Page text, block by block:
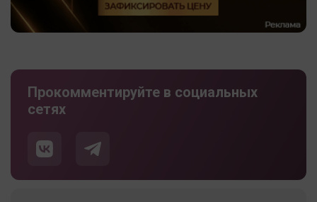
Прокомментируйте в социальных
сетях